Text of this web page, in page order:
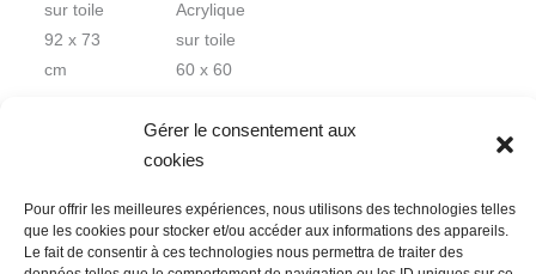
Gérer le consentement aux
cookies
Pour offrir les meilleures expériences, nous utilisons des technologies telles
que les cookies pour stocker et/ou accéder aux informations des appareils.
Le fait de consentir à ces technologies nous permettra de traiter des
sur toile
92 x 73
cm
Acrylique
sur toile
60 x 60